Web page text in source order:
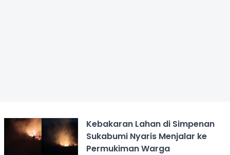
Kebakaran Lahan di Simpenan
Sukabumi Nyaris Menjalar ke
Permukiman Warga